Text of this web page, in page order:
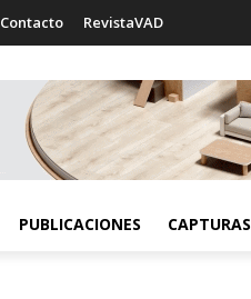
Contacto RevistaVAD
PUBLICACIONES CAPTURAS